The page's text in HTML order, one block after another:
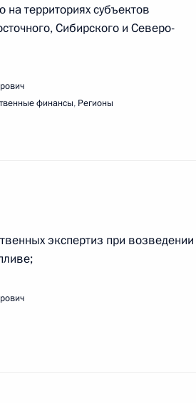
совета МГУ имени
территориях субъектов
Сибирского и Северо-
финансы, Регионы
экспертиз при возведении